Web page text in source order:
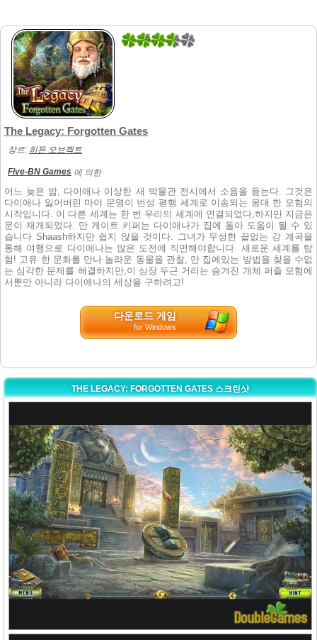
5
The Legacy: Forgotten Gates
장르: 히든 오브젝트
Five-BN Games 에 의한
어느 늦은 밤, 다이애나 이상한 새 박물관 전시에서 소음을 듣는다. 그것은
다이애나 잃어버린 마야 문명이 번성 평행 세계로 이송되는 웅대 한 모험의
시작입니다. 이 다른 세계는 한 번 우리의 세계에 연결되었다,하지만 지금은
문이 재개되었다. 만 게이트 키퍼는 다이애나가 집에 돌아 도움이 될 수 있
습니다 Shaash하지만 쉽지 않을 것이다. 그녀가 무성한 끝없는 강 계곡을
통해 여행으로 다이애나는 많은 도전에 직면해야합니다. 새로운 세계를 탐
험! 고유 한 문화를 만나 놀라운 동물을 관찰, 만 집에있는 방법을 찾을 수없
는 심각한 문제를 해결하지만,이 심장 두근 거리는 숨겨진 개체 퍼즐 모험에
서뿐만 아니라 다이애나의 세상을 구하려고!
다운로드 게임
for Windows
THE LEGACY: FORGOTTEN GATES 스크린샷